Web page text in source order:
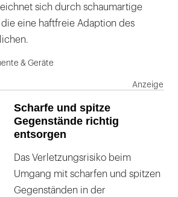
sich durch schaumartige
die eine haftfreie Adaption des
& Geräte
Scharfe und spitze
Gegenstände richtig
entsorgen
Das Verletzungsrisiko beim
Umgang mit scharfen und spitzen
Gegenständen in der